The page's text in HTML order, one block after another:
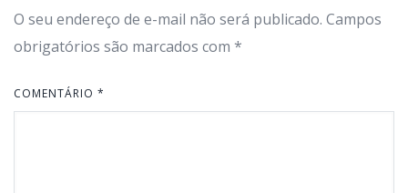
O seu endereço de e-mail não será publicado. Campos
obrigatórios são marcados com *
COMENTÁRIO *